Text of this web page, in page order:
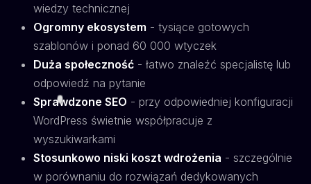
wiedzy technicznej
Ogromny ekosystem - tysiące gotowych
szablonów i ponad 60 000 wtyczek
Duża społeczność - łatwo znaleźć specjalistę lub
odpowiedź na pytanie
Sprawdzone SEO - przy odpowiedniej konfiguracji
WordPress świetnie współpracuje z
wyszukiwarkami
Stosunkowo niski koszt wdrożenia - szczególnie
w porównaniu do rozwiązań dedykowanych